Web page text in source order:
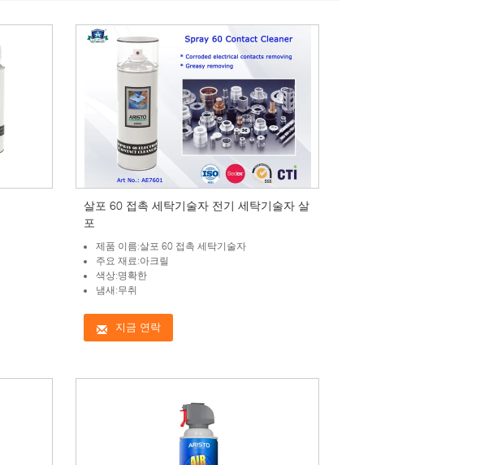
살포 60 접촉 세탁기술자 전기 세탁기술자 살
포
제품 이름:살포 60 접촉 세탁기술자
주요 재료:아크릴
색상:명확한
냄새:무취
지금 연락